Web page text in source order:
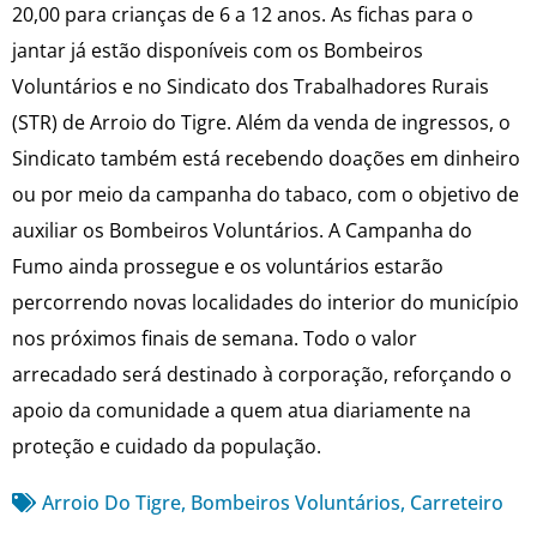
20,00 para crianças de 6 a 12 anos. As fichas para o
jantar já estão disponíveis com os Bombeiros
Voluntários e no Sindicato dos Trabalhadores Rurais
(STR) de Arroio do Tigre. Além da venda de ingressos, o
Sindicato também está recebendo doações em dinheiro
ou por meio da campanha do tabaco, com o objetivo de
auxiliar os Bombeiros Voluntários. A Campanha do
Fumo ainda prossegue e os voluntários estarão
percorrendo novas localidades do interior do município
nos próximos finais de semana. Todo o valor
arrecadado será destinado à corporação, reforçando o
apoio da comunidade a quem atua diariamente na
proteção e cuidado da população.
Arroio Do Tigre, Bombeiros Voluntários, Carreteiro